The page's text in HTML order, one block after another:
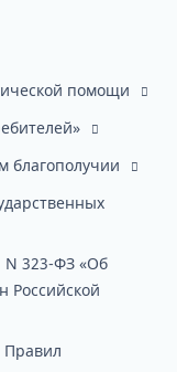
помощи
благополучии
N 323-ФЗ «Об
Российской
Правил